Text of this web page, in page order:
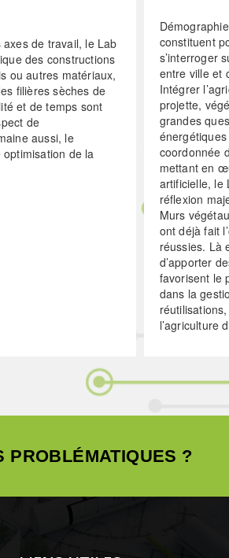
de travail, le Lab
des constructions
ou autres matériaux,
filières sèches de
et de temps sont
de
aussi, le
de la
constituent
s’interroger
entre ville et
Intégrer
projette,
grandes
coordonnée
mettant en
artificielle, le
réflexion
Murs
ont déjà fait
réussies. Là
d’apporter
favorisent le
dans la
l’agriculture
PROBLÉMATIQUES ?